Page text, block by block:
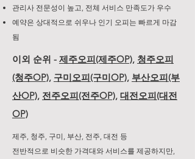
관리사 전문성이 높고, 전체 서비스 만족도가 우수
예약은 상대적으로 쉬우나 인기 오피는 빠르게 마감
됨
이외 순위 - 제주오피(제주OP), 청주오피
(청주OP), 구미오피(구미OP), 부산오피(부
산OP), 전주오피(전주OP), 대전오피(대전
OP)
제주, 청주, 구미, 부산, 전주, 대전 등
전반적으로 비슷한 가격대와 서비스를 제공하지만,